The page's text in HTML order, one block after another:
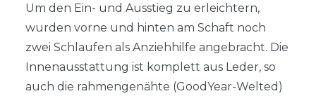
Um den Ein- und Ausstieg zu erleichtern,
wurden vorne und hinten am Schaft noch
zwei Schlaufen als Anziehhilfe angebracht. Die
Innenausstattung ist komplett aus Leder, so
auch die rahmengenähte (GoodYear-Welted)